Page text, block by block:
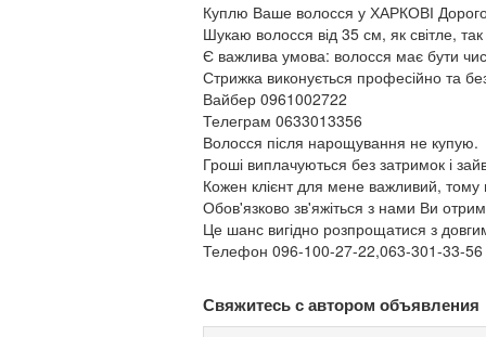
Куплю Ваше волосся у ХАРКОВІ
Шукаю волосся від 35 см, як світле,
Є важлива умова: волосся має бути
Стрижка виконується професійно та
Вайбер 0961002722
Телеграм 0633013356
Волосся після нарощування не купую.
Гроші виплачуються без затримок і
Кожен клієнт для мене важливий, тому
Обов'язково зв'яжіться з нами Ви
Це шанс вигідно розпрощатися з
Телефон 096-100-27-22,063-301-33-56
Свяжитесь с автором объявления